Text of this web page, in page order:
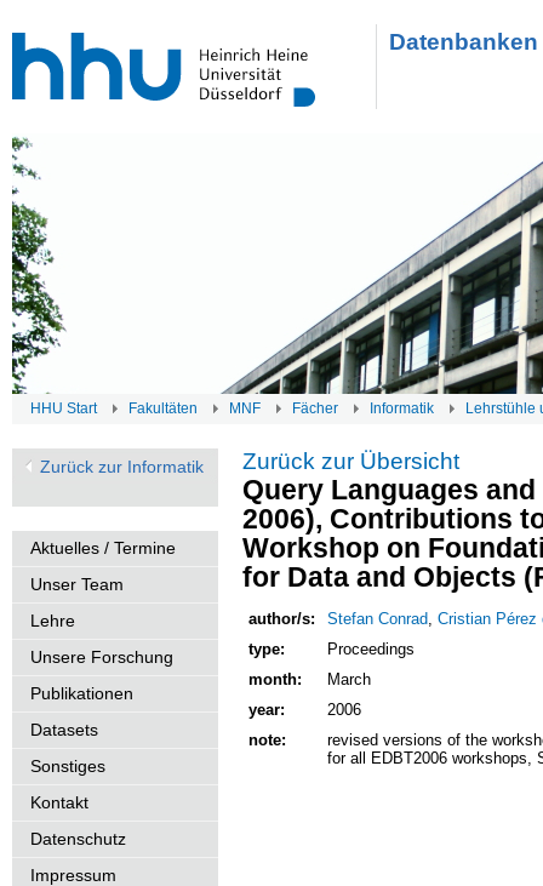
HHU Start Fakultäten MNF Fächer Informatik Lehrstühle
Zurück zur Informatik
Aktuelles / Termine
Unser Team
Lehre
Unsere Forschung
Publikationen
Datasets
Sonstiges
Kontakt
Datenschutz
Impressum
Zurück zur Übersicht
Query Languages
2006), Contributions
Workshop on
for Data and Objects
author/s: Stefan Conrad, Cristian Pérez
type:
Proceedings
month:
March
year:
2006
note:
revised versions of the
for all EDBT2006 workshops,